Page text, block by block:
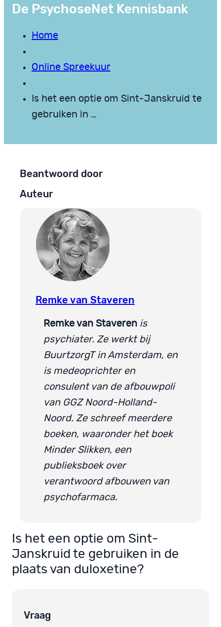
De PsychoseNet Kennisbank
Home
Online Spreekuur
Is het een optie om Sint-Janskruid te
gebruiken in …
Beantwoord door
Auteur
Remke van Staveren
Remke van Staveren is
psychiater. Ze werkt bij
BuurtzorgT in Amsterdam, en
is medeoprichter en
consulent van de afbouwpoli
van GGZ Noord-Holland-
Noord. Ze schreef meerdere
boeken, waaronder het boek
Minder Slikken, een
publieksboek over
verantwoord afbouwen van
psychofarmaca.
Is het een optie om Sint-
Janskruid te gebruiken in de
plaats van duloxetine?
Vraag